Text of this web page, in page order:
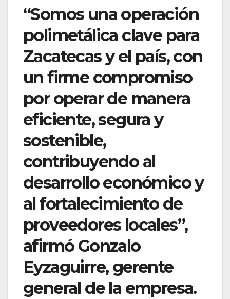
“Somos una operación
polimetálica clave para
Zacatecas y el país, con
un firme compromiso
por operar de manera
eficiente, segura y
sostenible,
contribuyendo al
desarrollo económico y
al fortalecimiento de
proveedores locales”,
afirmó Gonzalo
Eyzaguirre, gerente
general de la empresa.